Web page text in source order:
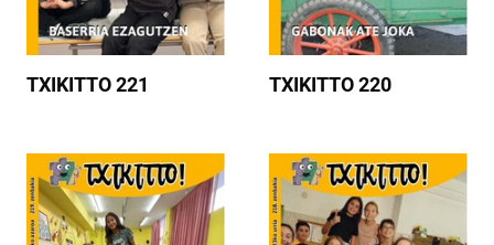
TXIKITTO 221 TXIKITTO 220